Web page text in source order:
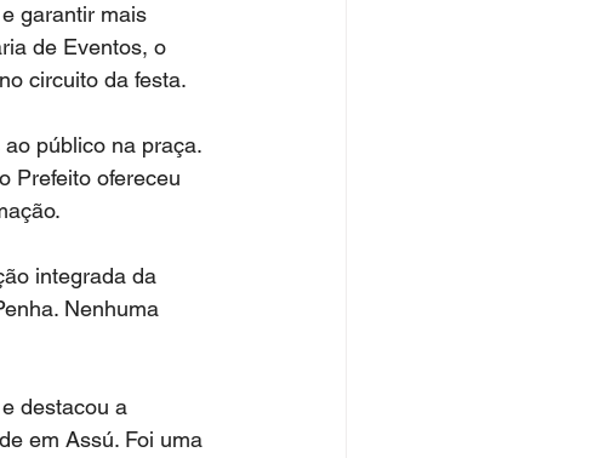
garantir mais
de Eventos, o
circuito da festa.
público na praça.
Prefeito ofereceu
integrada da
Nenhuma
destacou a
em Assú. Foi uma